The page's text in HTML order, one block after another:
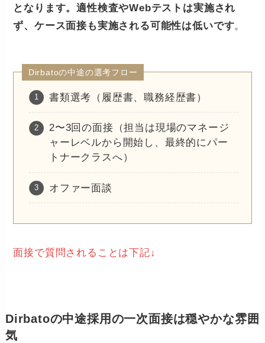
となります。適性検査やWebテストは実施され
ず、ケース面接も実施される可能性は低いです。
Dirbatoの中途の選考フロー
書類選考（履歴書、職務経歴書）
2〜3回の面接（担当は現場のマネージ
ャーレベルから開始し、最終的にパー
トナークラスへ）
オファー面談
面接で質問されることは下記↓
Dirbatoの中途採用の一次面接は穏やかな雰囲
気